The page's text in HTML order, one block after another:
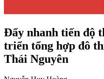
Đẩy nhanh tiến độ
triển tổng hợp đô
Thái Nguyên